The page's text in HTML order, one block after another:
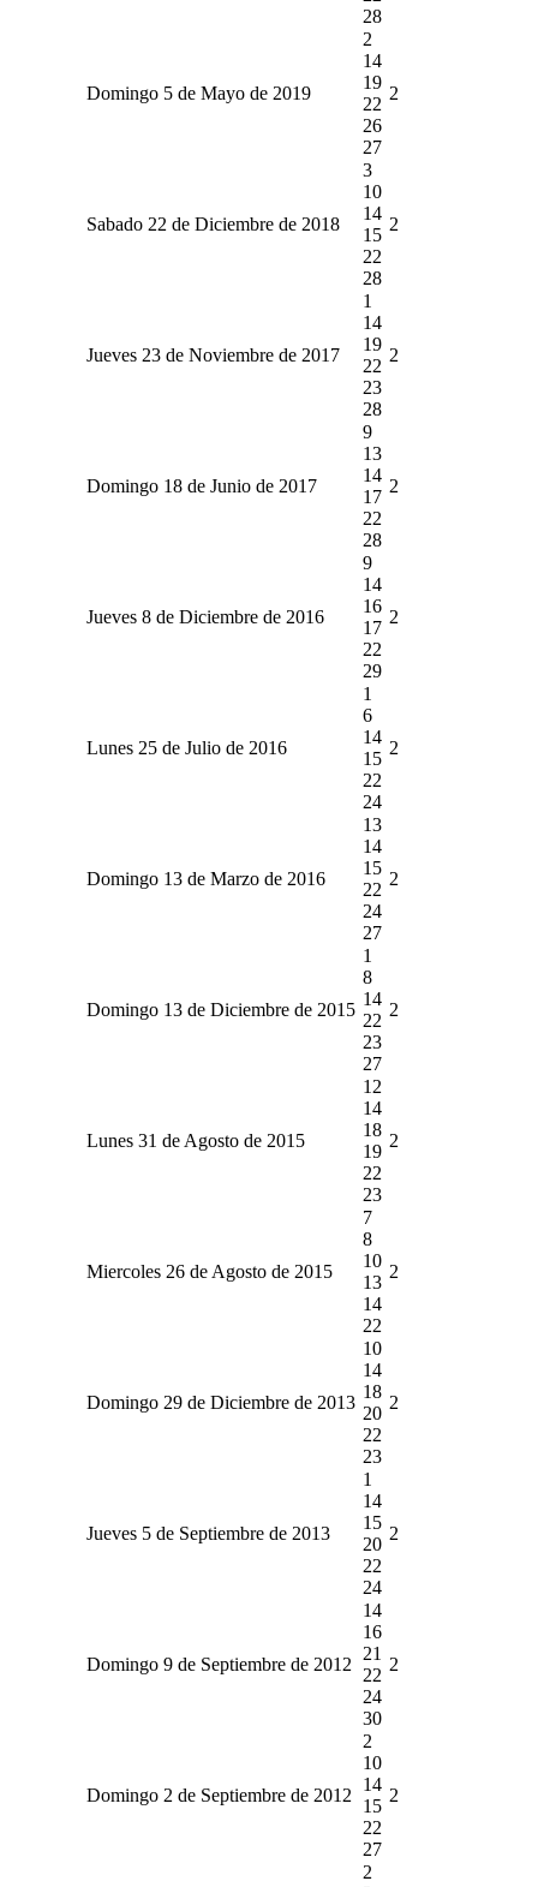
28
Domingo 5 de Mayo de 2019
2
14
19
22
26
27
2
Sabado 22 de Diciembre de 2018
3
10
14
15
22
28
2
Jueves 23 de Noviembre de 2017
1
14
19
22
23
28
2
Domingo 18 de Junio de 2017
9
13
14
17
22
28
2
Jueves 8 de Diciembre de 2016
9
14
16
17
22
29
2
Lunes 25 de Julio de 2016
1
6
14
15
22
24
2
Domingo 13 de Marzo de 2016
13
14
15
22
24
27
2
Domingo 13 de Diciembre de 2015
1
8
14
22
23
27
2
Lunes 31 de Agosto de 2015
12
14
18
19
22
23
2
Miercoles 26 de Agosto de 2015
7
8
10
13
14
22
2
Domingo 29 de Diciembre de 2013
10
14
18
20
22
23
2
Jueves 5 de Septiembre de 2013
1
14
15
20
22
24
2
Domingo 9 de Septiembre de 2012
14
16
21
22
24
30
2
Domingo 2 de Septiembre de 2012
2
10
14
15
22
27
2
2